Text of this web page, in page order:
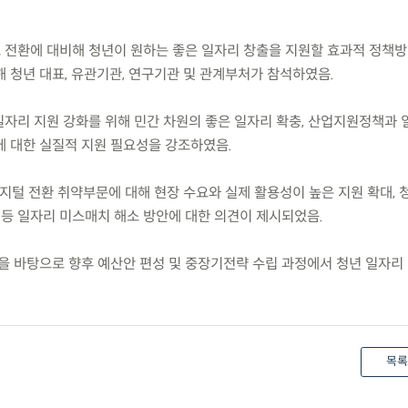
환에 대비해 청년이 원하는 좋은 일자리 창출을 지원할 효과적 정책
청년 대표, 유관기관, 연구기관 및 관계부처가 참석하였음.
리 지원 강화를 위해 민간 차원의 좋은 일자리 확충, 산업지원정책과
대한 실질적 지원 필요성을 강조하였음.
털 전환 취약부문에 대해 현장 수요와 실제 활용성이 높은 지원 확대,
일자리 미스매치 해소 방안에 대한 의견이 제시되었음.
바탕으로 향후 예산안 편성 및 중장기전략 수립 과정에서 청년 일자리
목